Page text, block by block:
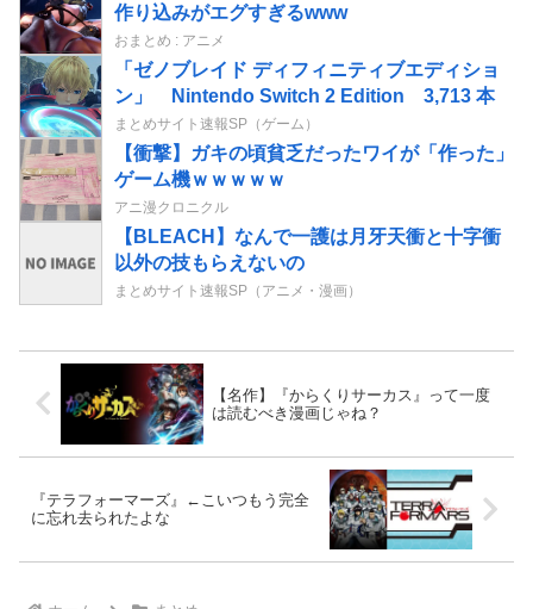
作り込みがエグすぎるwww
おまとめ : アニメ
「ゼノブレイド ディフィニティブエディショ
ン」 Nintendo Switch 2 Edition 3,713 本
まとめサイト速報SP（ゲーム）
【衝撃】ガキの頃貧乏だったワイが「作った」
ゲーム機ｗｗｗｗｗ
アニ漫クロニクル
【BLEACH】なんで一護は月牙天衝と十字衝
以外の技もらえないの
まとめサイト速報SP（アニメ・漫画）
【名作】『からくりサーカス』って一度
は読むべき漫画じゃね？
『テラフォーマーズ』←こいつもう完全
に忘れ去られたよな